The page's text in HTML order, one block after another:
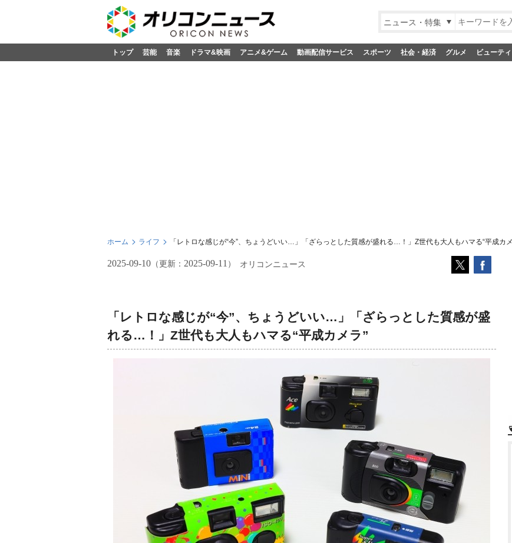
ニュース・特集
トップ 芸能 音楽 ドラマ&映画 アニメ&ゲーム 動画配信サービス スポーツ 社会・経済 グルメ ビューティ
ホーム ライフ 「レトロな感じが“今”、ちょうどいい…」「ざらっとした質感が盛れる…！」Z世代も大人もハマる“平成カ
2025-09-10 （更新： 2025-09-11 ） オリコンニュース
「レトロな感じが“今”、ちょうどいい…」「ざらっとした質感が盛
れる…！」Z世代も大人もハマる“平成カメラ”